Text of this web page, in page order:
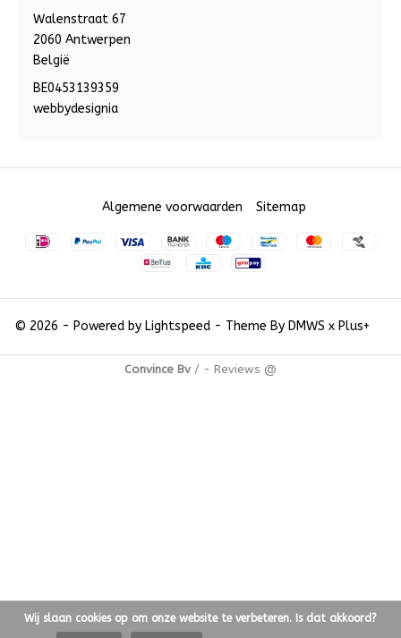
Walenstraat 67
2060 Antwerpen
België
BE0453139359
webbydesignia
© 2026 - Powered by Lightspeed- Theme By DMWS x Plus+
Algemene voorwaarden Sitemap
Convince Bv/ - Reviews @
Wij slaan cookies op om onze website te verbeteren. Is dat akkoord?